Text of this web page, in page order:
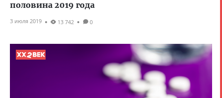
половина 2019 года
3 июля 2019 13 742 0